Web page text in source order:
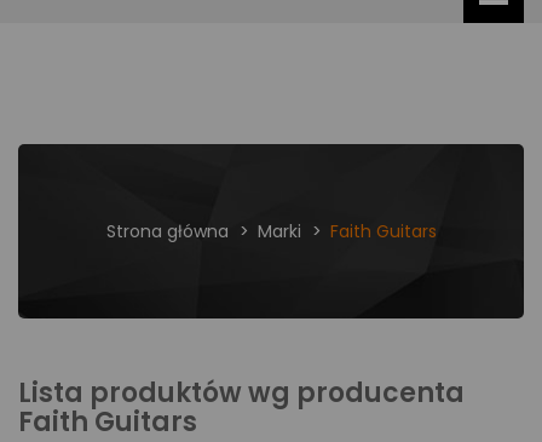
Strona główna Marki Faith Guitars
Lista produktów wg producenta
Faith Guitars